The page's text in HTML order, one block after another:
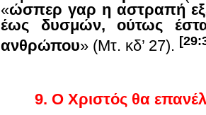
«ώσπερ γαρ η αστραπή
έως δυσμών, ούτως
ανθρώπου» (Μτ. κδ’ 27).
9. Ο Χριστός θα